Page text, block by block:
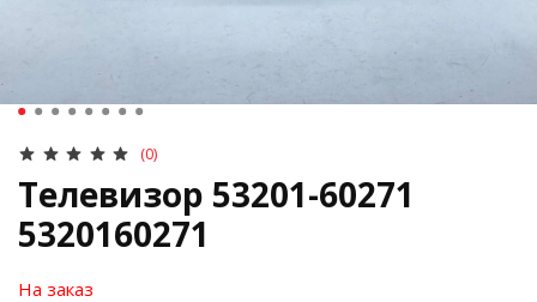
(0)
Телевизор 53201-60271
5320160271
На заказ